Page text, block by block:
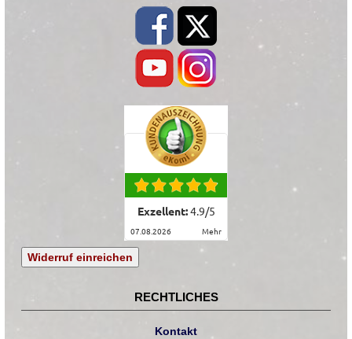
Exzellent:4.9/5
07.08.2026 mehr
Widerruf einreichen
RECHTLICHES
Kontakt